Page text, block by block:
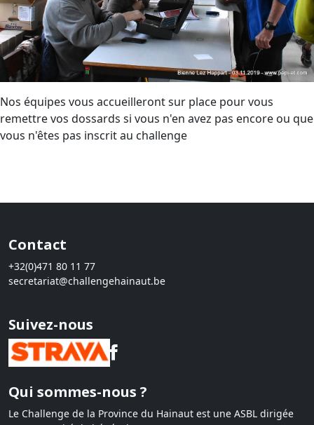
Nos équipes vous accueilleront sur place pour vous
remettre vos dossards si vous n'en avez pas encore ou que
vous n'êtes pas inscrit au challenge
Contact
+32(0)471 80 11 77
secretariat@challengehainaut.be
Suivez-nous
Qui sommes-nous ?
Le Challenge de la Province du Hainaut est une ASBL dirigée